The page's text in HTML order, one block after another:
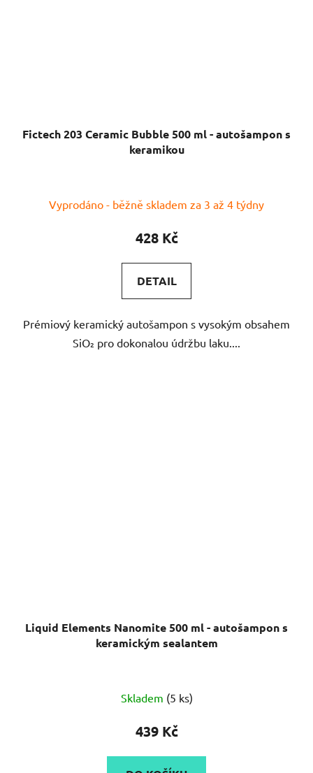
Fictech 203 Ceramic Bubble 500 ml - autošampon s
keramikou
Vyprodáno - běžně skladem za 3 až 4 týdny
428 Kč
DETAIL
Prémiový keramický autošampon s vysokým obsahem
SiO₂ pro dokonalou údržbu laku....
Liquid Elements Nanomite 500 ml - autošampon s
keramickým sealantem
Skladem (5 ks)
439 Kč